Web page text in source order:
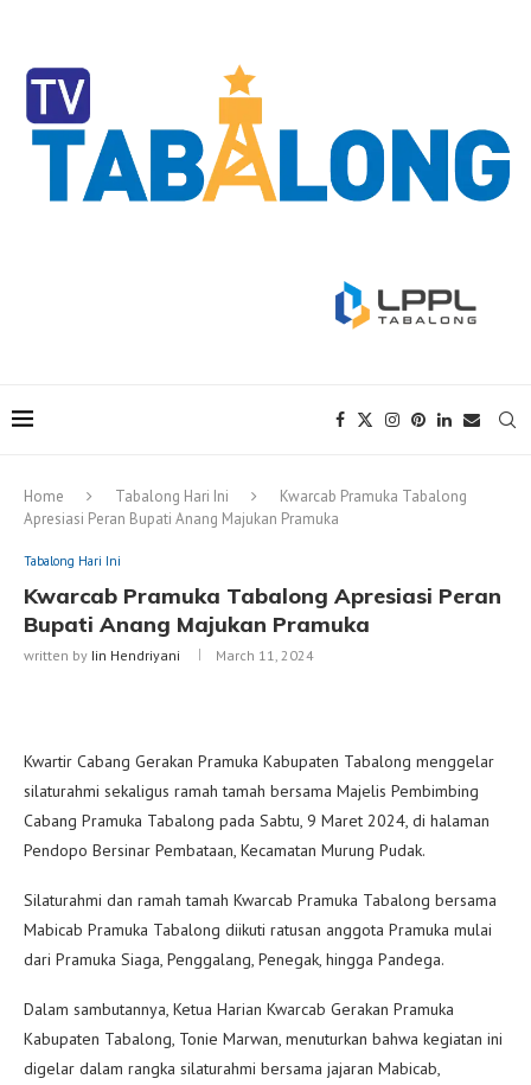
Home Tabalong Hari Ini
Kwarcab Pramuka Tabalong
Apresiasi Peran Bupati Anang Majukan Pramuka
Tabalong Hari Ini
Kwarcab Pramuka Tabalong Apresiasi Peran
Bupati Anang Majukan Pramuka
written by Iin Hendriyani March 11, 2024
Kwartir Cabang Gerakan Pramuka Kabupaten Tabalong menggelar
silaturahmi sekaligus ramah tamah bersama Majelis Pembimbing
Cabang Pramuka Tabalong pada Sabtu, 9 Maret 2024, di halaman
Pendopo Bersinar Pembataan, Kecamatan Murung Pudak.
Silaturahmi dan ramah tamah Kwarcab Pramuka Tabalong bersama
Mabicab Pramuka Tabalong diikuti ratusan anggota Pramuka mulai
dari Pramuka Siaga, Penggalang, Penegak, hingga Pandega.
Dalam sambutannya, Ketua Harian Kwarcab Gerakan Pramuka
Kabupaten Tabalong, Tonie Marwan, menuturkan bahwa kegiatan ini
digelar dalam rangka silaturahmi bersama jajaran Mabicab,